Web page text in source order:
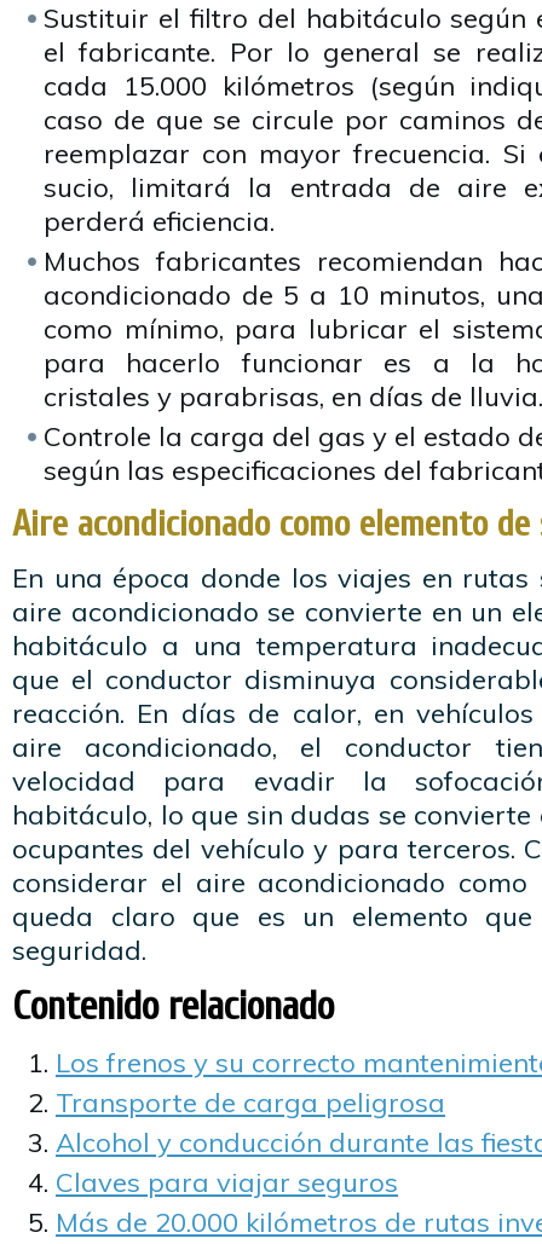
Sustituir el filtro del habitáculo según
el fabricante. Por lo general se
cada 15.000 kilómetros (según
caso de que se circule por caminos
reemplazar con mayor frecuencia.
sucio, limitará la entrada de aire
perderá eficiencia.
Muchos fabricantes recomiendan
acondicionado de 5 a 10 minutos,
como mínimo, para lubricar el
para hacerlo funcionar es a la
cristales y parabrisas, en días de lluvia.
Controle la carga del gas y el estado
según las especificaciones del
Aire acondicionado como elemento
En una época donde los viajes en rutas
aire acondicionado se convierte en un
habitáculo a una temperatura
que el conductor disminuya
reacción. En días de calor, en
aire acondicionado, el conductor
velocidad para evadir la
habitáculo, lo que sin dudas se
ocupantes del vehículo y para terceros.
considerar el aire acondicionado
queda claro que es un elemento
seguridad.
Contenido relacionado
Los frenos y su correcto
Transporte de carga peligrosa
Alcohol y conducción durante las
Claves para viajar seguros
Más de 20.000 kilómetros de rutas